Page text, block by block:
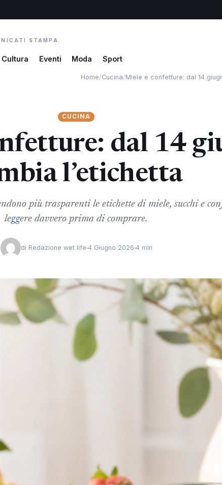
STAMPA
Cultura Eventi Moda Sport
Home/Cucina/Miele e confetture: dal 14
CUCINA
dal 14
l’etichetta
più trasparenti le etichette di miele, succhi e
leggere davvero prima di comprare.
di Redazione wet life 4 Giugno 2026 4 min